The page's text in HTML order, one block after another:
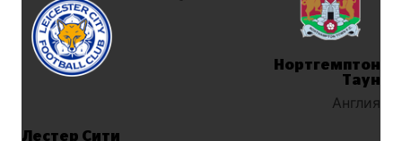
Лестер Сити
Нортгемптон
Таун
Англия